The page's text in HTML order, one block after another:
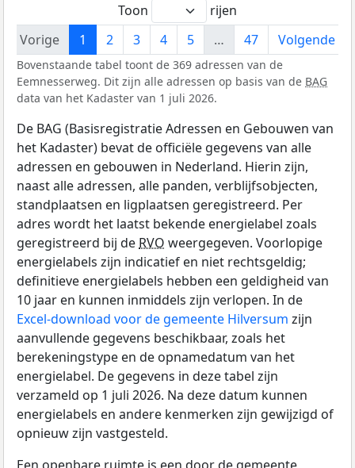
Toon
rijen
Vorige
1 2 3 4 5 … 47 Volgende
Bovenstaande tabel toont de 369 adressen van de
Eemnesserweg. Dit zijn alle adressen op basis van de BAG
data van het Kadaster van 1 juli 2026.
De BAG (Basisregistratie Adressen en Gebouwen van
het Kadaster) bevat de officiële gegevens van alle
adressen en gebouwen in Nederland. Hierin zijn,
naast alle adressen, alle panden, verblijfsobjecten,
standplaatsen en ligplaatsen geregistreerd. Per
adres wordt het laatst bekende energielabel zoals
geregistreerd bij de RVO weergegeven. Voorlopige
energielabels zijn indicatief en niet rechtsgeldig;
definitieve energielabels hebben een geldigheid van
10 jaar en kunnen inmiddels zijn verlopen. In de
Excel-download voor de gemeente Hilversum zijn
aanvullende gegevens beschikbaar, zoals het
berekeningstype en de opnamedatum van het
energielabel. De gegevens in deze tabel zijn
verzameld op 1 juli 2026. Na deze datum kunnen
energielabels en andere kenmerken zijn gewijzigd of
opnieuw zijn vastgesteld.